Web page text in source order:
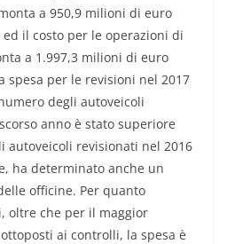
a 950,9 milioni di euro
ed il costo per le operazioni di
a 1.997,3 milioni di euro
spesa per le revisioni nel 2017
degli autoveicoli
anno è stato superiore
autoveicoli revisionati nel 2016
ha determinato anche un
officine. Per quanto
oltre che per il maggior
ai controlli, la spesa è